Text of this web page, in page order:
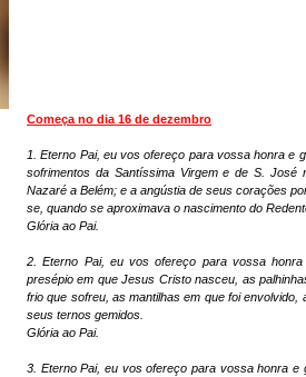
Começa no dia 16 de dezembro
1. Eterno Pai, eu vos ofereço para vossa honra e
sofrimentos da Santíssima Virgem e de S. José
Nazaré a Belém; e a angústia de seus corações
se, quando se aproximava o nascimento do
Glória ao Pai.
2. Eterno Pai, eu vos ofereço para vossa
presépio em que Jesus Cristo nasceu, as
frio que sofreu, as mantilhas em que foi envolvido,
seus ternos gemidos.
Glória ao Pai.
3. Eterno Pai, eu vos ofereço para vossa honra e